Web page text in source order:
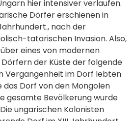
hier intensiver verlaufen.
Dörfer erschienen in
nach der
tatarischen Invasion. Also,
eines von modernen
der Küste der folgende
Vergangenheit im Dorf lebten
das Dorf von den Mongolen
gesamte Bevölkerung wurde
ungarischen Kolonisten